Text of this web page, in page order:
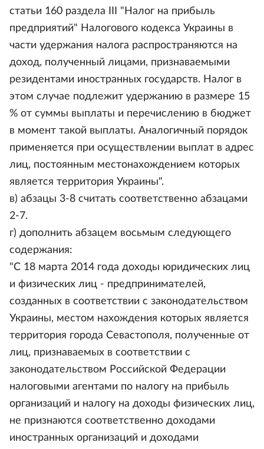
статьи 160 раздела III "Налог на прибыль
предприятий" Налогового кодекса Украины в
части удержания налога распространяются на
доход, полученный лицами, признаваемыми
резидентами иностранных государств. Налог в
этом случае подлежит удержанию в размере 15
% от суммы выплаты и перечислению в бюджет
в момент такой выплаты. Аналогичный порядок
применяется при осуществлении выплат в адрес
лиц, постоянным местонахождением которых
является территория Украины".
в) абзацы 3-8 считать соответственно абзацами
2-7.
г) дополнить абзацем восьмым следующего
содержания:
"С 18 марта 2014 года доходы юридических лиц
и физических лиц - предпринимателей,
созданных в соответствии с законодательством
Украины, местом нахождения которых является
территория города Севастополя, полученные от
лиц, признаваемых в соответствии с
законодательством Российской Федерации
налоговыми агентами по налогу на прибыль
организаций и налогу на доходы физических лиц,
не признаются соответственно доходами
иностранных организаций и доходами